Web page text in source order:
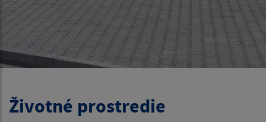
Životné prostredie